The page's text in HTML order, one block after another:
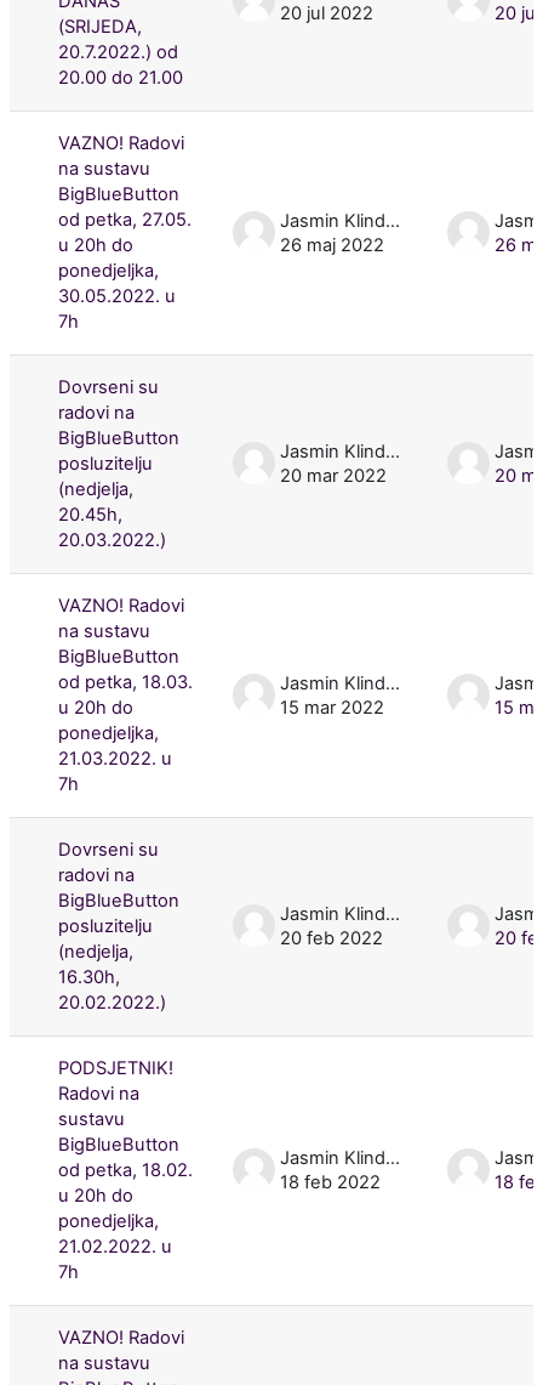
(SRIJEDA,
20.7.2022.) od
20.00 do 21.00
20 jul 2022 20
VAZNO! Radovi
na sustavu
BigBlueButton
od petka, 27.05.
u 20h do
ponedjeljka,
30.05.2022. u
7h
Jasmin Klindžić
26 maj 2022
26
Dovrseni su
radovi na
BigBlueButton
posluzitelju
(nedjelja,
20.45h,
20.03.2022.)
Jasmin Klindžić
20 mar 2022
20
VAZNO! Radovi
na sustavu
BigBlueButton
od petka, 18.03.
u 20h do
ponedjeljka,
21.03.2022. u
7h
Jasmin Klindžić
15 mar 2022
15
Dovrseni su
radovi na
BigBlueButton
posluzitelju
(nedjelja,
16.30h,
20.02.2022.)
Jasmin Klindžić
20 feb 2022
20
PODSJETNIK!
Radovi na
sustavu
BigBlueButton
od petka, 18.02.
u 20h do
ponedjeljka,
21.02.2022. u
7h
Jasmin Klindžić
18 feb 2022
18
VAZNO! Radovi
na sustavu